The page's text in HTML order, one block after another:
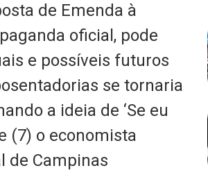
de Emenda à
oficial, pode
e possíveis futuros
se tornaria
a ideia de ‘Se eu
(7) o economista
de Campinas